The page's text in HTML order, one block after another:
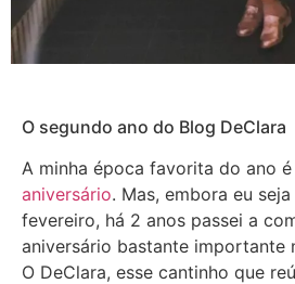
O segundo ano do Blog DeClara
A minha época favorita do ano
aniversário. Mas, embora eu seja
fevereiro, há 2 anos passei a
aniversário bastante importante
O DeClara, esse cantinho que